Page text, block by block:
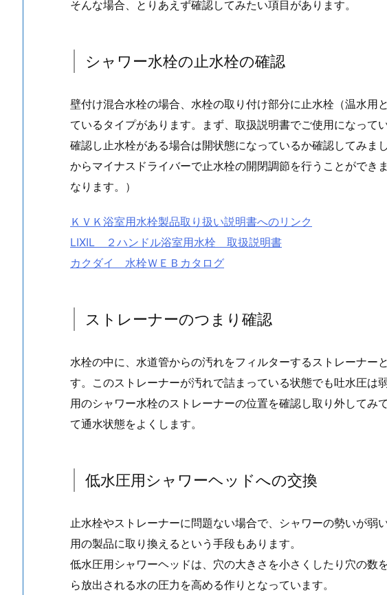
い
く
っ
た
気
が
し
い
シ
ー
栓
の
栓
認
2.
ス
ト
レ
そんな場合、とりあえず確認してみたい項目があります。
シャワー水栓の止水栓の確認
壁付け混合水栓の場合、水栓の取り付け部分に止水栓（温水用
ているタイプがあります。まず、取扱説明書でご使用になって
確認し止水栓がある場合は開状態になっているか確認してみま
からマイナスドライバーで止水栓の開閉調節を行うことができ
なります。）
ＫＶＫ浴室用水栓製品取り扱い説明書へのリンク
LIXIL ２ハンドル浴室用水栓 取扱説明書
カクダイ 水栓ＷＥＢカタログ
ストレーナーのつまり確認
水栓の中に、水道管からの汚れをフィルターするストレーナー
す。このストレーナーが汚れで詰まっている状態でも吐水圧は
用のシャワー水栓のストレーナーの位置を確認し取り外してみ
て通水状態をよくします。
低水圧用シャワーヘッドへの交換
止水栓やストレーナーに問題ない場合で、シャワーの勢いが弱
用の製品に取り換えるという手段もあります。
低水圧用シャワーヘッドは、穴の大きさを小さくしたり穴の数
ら放出される水の圧力を高める作りとなっています。